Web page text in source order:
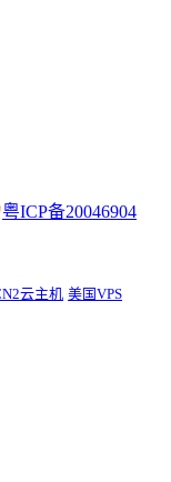
粤ICP备20046904
云主机 美国VPS